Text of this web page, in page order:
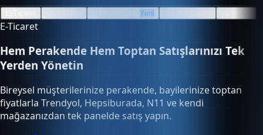
E-Ticaret Yeni
E-Ticaret
Hem Perakende Hem Toptan Satışlarınızı Tek
Yerden Yönetin
Bireysel müşterilerinize perakende, bayilerinize toptan
fiyatlarla Trendyol, Hepsiburada, N11 ve kendi
mağazanızdan tek panelde satış yapın.